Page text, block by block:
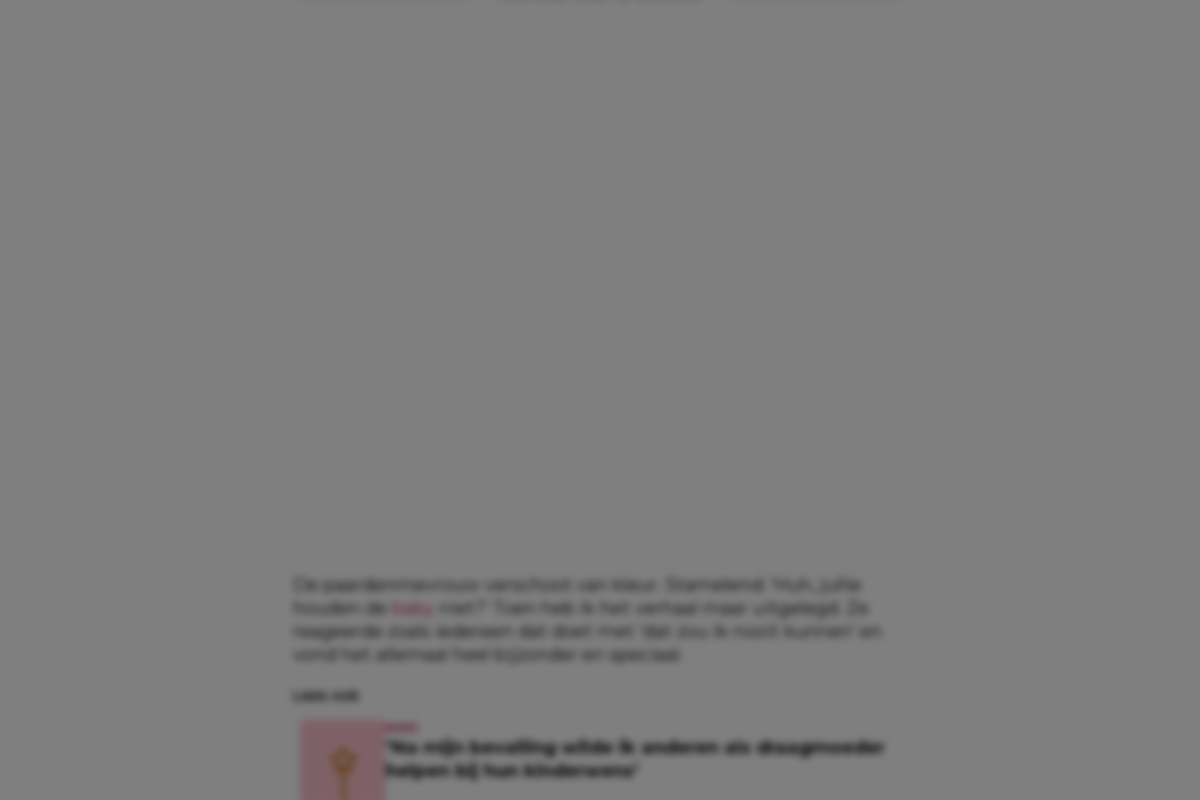
De paardenmevrouw verschoot van kleur. Stamelend: ‘Huh, jullie
houden de
baby
niet?’ Toen heb ik het verhaal maar uitgelegd. Ze
reageerde zoals iedereen dat doet met ‘dat zou ik nooit kunnen’ en
vond het allemaal heel bijzonder en speciaal.
Lees ook
‘Na mijn bevalling wilde ik anderen als draagmoeder
helpen bij hun kinderwens’